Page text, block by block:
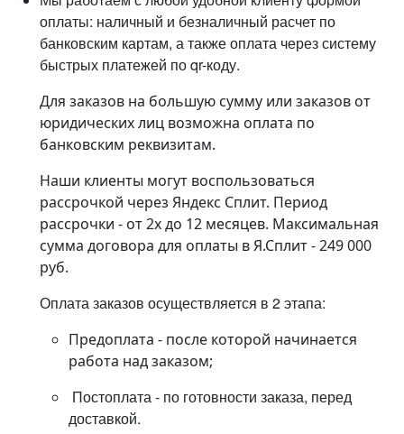
оплаты: наличный и безналичный расчет по
банковским картам, а также оплата через систему
быстрых платежей по qr-коду.
Для заказов на большую сумму или заказов от
юридических лиц возможна оплата по
банковским реквизитам.
Наши клиенты могут воспользоваться
рассрочкой через Яндекс Сплит. Период
рассрочки - от 2х до 12 месяцев. Максимальная
сумма договора для оплаты в Я.Сплит - 249 000
руб.
Оплата заказов осуществляется в 2 этапа:
Предоплата - после которой начинается
работа над заказом;
Постоплата - по готовности заказа, перед
доставкой.